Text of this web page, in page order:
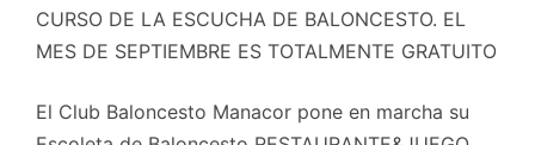
CURSO DE LA ESCUCHA DE BALONCESTO. EL
MES DE SEPTIEMBRE ES TOTALMENTE GRATUITO
El Club Baloncesto Manacor pone en marcha su